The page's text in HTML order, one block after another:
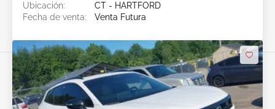
Ubicación:
CT - HARTFORD
Fecha de venta:
Venta Futura